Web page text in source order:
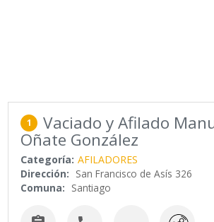
1 Vaciado y Afilado
Oñate González
Categoría: AFILADORES
Dirección: San Francisco de Asís 326
Comuna: Santiago